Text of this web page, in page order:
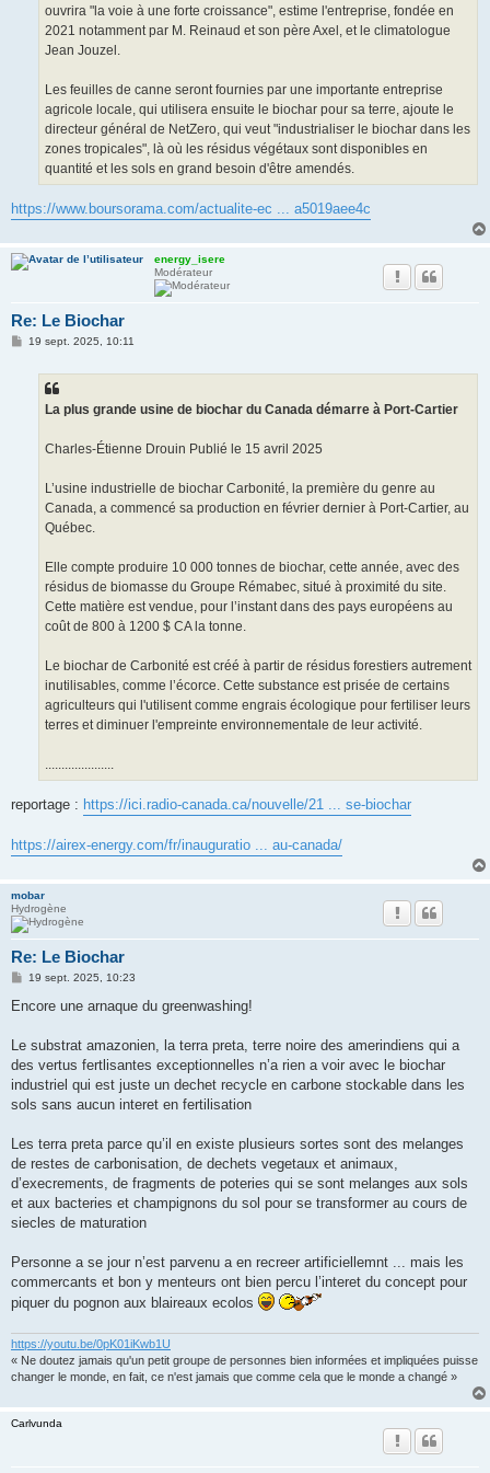
ouvrira "la voie à une forte croissance", estime l'entreprise, fondée en
2021 notamment par M. Reinaud et son père Axel, et le climatologue
Jean Jouzel.
Les feuilles de canne seront fournies par une importante entreprise
agricole locale, qui utilisera ensuite le biochar pour sa terre, ajoute le
directeur général de NetZero, qui veut "industrialiser le biochar dans les
zones tropicales", là où les résidus végétaux sont disponibles en
quantité et les sols en grand besoin d'être amendés.
https://www.boursorama.com/actualite-ec ... a5019aee4c
energy_isere
Modérateur
Re: Le Biochar
M19 sept. 2025, 10:11
La plus grande usine de biochar du Canada démarre à Port-Cartier
Charles-Étienne Drouin Publié le 15 avril 2025
L’usine industrielle de biochar Carbonité, la première du genre au
Canada, a commencé sa production en février dernier à Port-Cartier, au
Québec.
Elle compte produire 10 000 tonnes de biochar, cette année, avec des
résidus de biomasse du Groupe Rémabec, situé à proximité du site.
Cette matière est vendue, pour l’instant dans des pays européens au
coût de 800 à 1200 $ CA la tonne.
Le biochar de Carbonité est créé à partir de résidus forestiers autrement
inutilisables, comme l’écorce. Cette substance est prisée de certains
agriculteurs qui l'utilisent comme engrais écologique pour fertiliser leurs
terres et diminuer l'empreinte environnementale de leur activité.
.....................
reportage : https://ici.radio-canada.ca/nouvelle/21 ... se-biochar
https://airex-energy.com/fr/inauguratio ... au-canada/
mobar
Hydrogène
Re: Le Biochar
M
s
g
19 sept. 2025, 10:23
Encore une arnaque du greenwashing!
Le substrat amazonien, la terra preta, terre noire des amerindiens qui a
des vertus fertlisantes exceptionnelles n’a rien a voir avec le biochar
industriel qui est juste un dechet recycle en carbone stockable dans les
sols sans aucun interet en fertilisation
Les terra preta parce qu’il en existe plusieurs sortes sont des melanges
de restes de carbonisation, de dechets vegetaux et animaux,
d’execrements, de fragments de poteries qui se sont melanges aux sols
et aux bacteries et champignons du sol pour se transformer au cours de
siecles de maturation
Personne a se jour n’est parvenu a en recreer artificiellemnt ... mais les
commercants et bon y menteurs ont bien percu l’interet du concept pour
piquer du pognon aux blaireaux ecolos
https://youtu.be/0pK01iKwb1U
« Ne doutez jamais qu'un petit groupe de personnes bien informées et impliquées puisse
changer le monde, en fait, ce n'est jamais que comme cela que le monde a changé »
Carlvunda